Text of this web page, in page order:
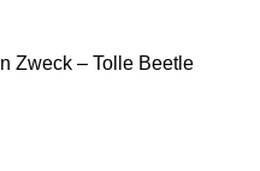
Zweck – Tolle Beetle